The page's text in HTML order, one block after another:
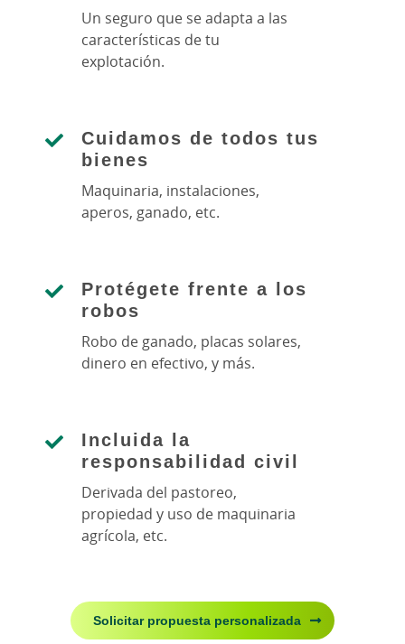
Un seguro que se adapta a las
características de tu
explotación.
Cuidamos de todos tus
bienes
Maquinaria, instalaciones,
aperos, ganado, etc.
Protégete frente a los
robos
Robo de ganado, placas solares,
dinero en efectivo, y más.
Incluida la
responsabilidad civil
Derivada del pastoreo,
propiedad y uso de maquinaria
agrícola, etc.
Solicitar propuesta personalizada